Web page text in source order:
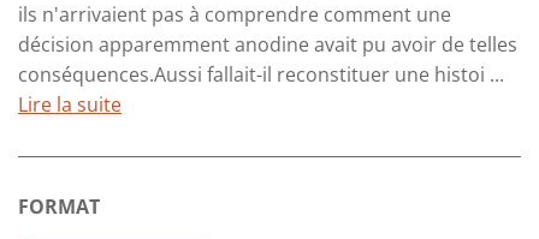
ils n'arrivaient pas à comprendre comment une
décision apparemment anodine avait pu avoir de telles
conséquences.Aussi fallait-il reconstituer une histoi ...
Lire la suite
FORMAT